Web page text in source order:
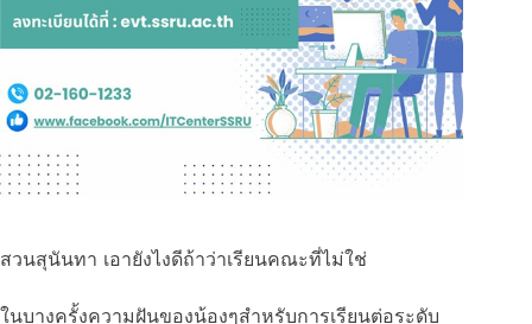
สวนสุนันทา เอายังไงดีถ้าว่าเรียนคณะที่ไม่ใช่
ในบางครั้งความฝันของน้องๆสำหรับการเรียนต่อระดับ